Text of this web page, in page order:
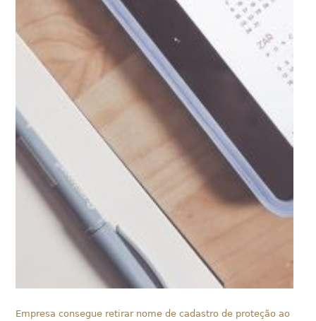
Empresa consegue retirar nome de cadastro de proteção ao